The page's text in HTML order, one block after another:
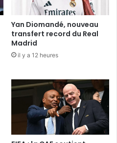
Yan Diomandé, nouveau
transfert record du Real
Madrid
il y a 12 heures